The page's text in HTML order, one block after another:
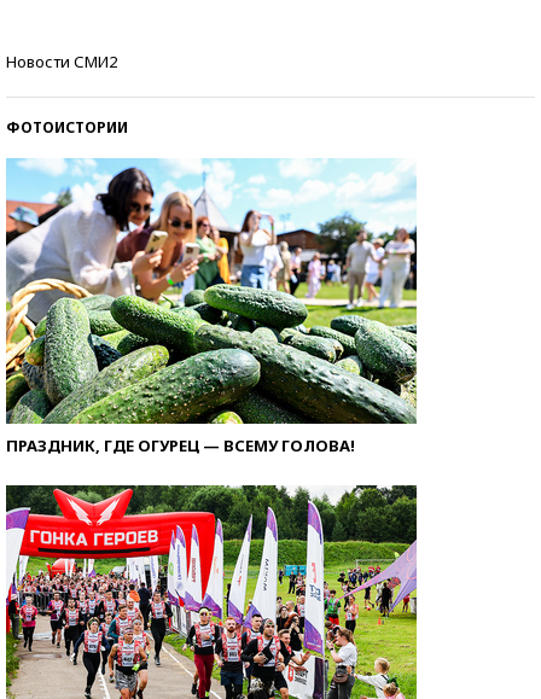
Новости СМИ2
ФОТОИСТОРИИ
ПРАЗДНИК, ГДЕ ОГУРЕЦ — ВСЕМУ ГОЛОВА!